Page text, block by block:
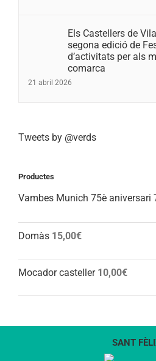
Els Castellers de
segona edició de
d’activitats per als
comarca
21 abril 2026
Tweets by @verds
Productes
Vambes Munich 75è aniversari
Domàs 15,00€
Mocador casteller 10,00€
SANT